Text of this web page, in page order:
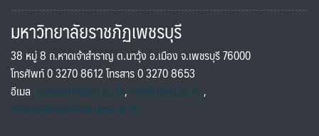
มหาวิทยาลัยราชภัฏเพชรบุรี
38 หมู่ 8 ถ.หาดเจ้าสำราญ ต.นาวุ้ง อ.เมือง จ.เพชรบุรี 76000
โทรศัพท์ 0 3270 8612 โทรสาร 0 3270 8653
อีเมล saraban@pbru.ac.th, info@pbru.ac.th,
international@mail.pbru.ac.th